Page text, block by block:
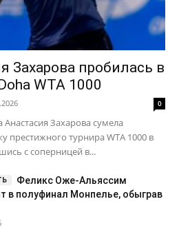
Захарова пробилась в
WTA 1000
0
Анастасия Захарова сумела
престижного турнира WTA 1000 в
с соперницей в...
Феликс Оже-Альяссим
в полуфинал Монпелье, обыграв